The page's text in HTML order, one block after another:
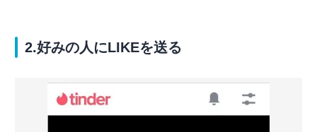
2.好みの人にLIKEを送る